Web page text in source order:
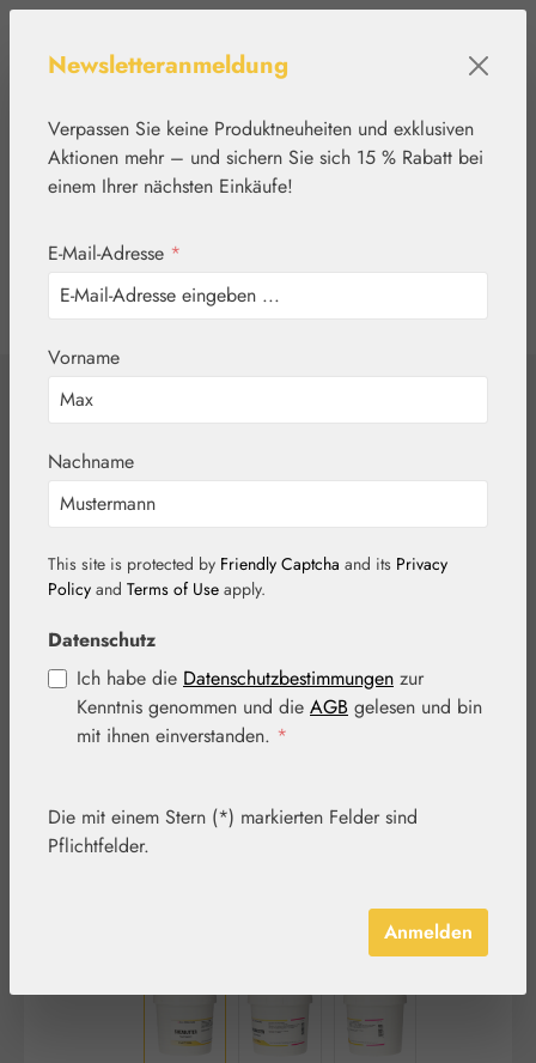
Werkzeugleiste anzeigen
Sheabutter
raffiniert
Bildergalerie überspringen
Newsletteranmeldung
Verpassen Sie keine Produktneuheiten und exklusiven
Aktionen mehr – und sichern Sie sich 15 % Rabatt bei
einem Ihrer nächsten Einkäufe!
E-Mail-Adresse *
Vorname
Nachname
This site is protected by Friendly Captcha and its Privacy
Policy and Terms of Use apply.
Datenschutz
Ich habe die Datenschutzbestimmungen zur
Kenntnis genommen und die AGB gelesen und bin
mit ihnen einverstanden. *
Die mit einem Stern (*) markierten Felder sind
Pflichtfelder.
Anmelden